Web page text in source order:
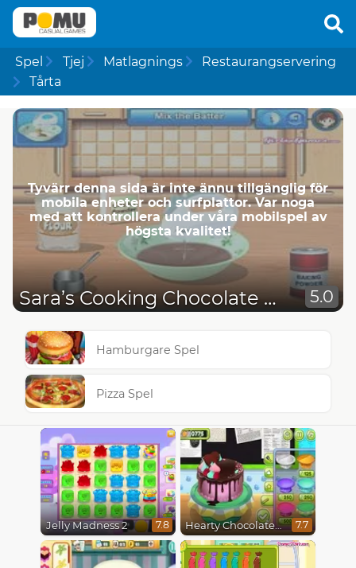
Spel Tjej Matlagnings
Restaurangservering
Tårta
Tyvärr denna sida är inte ännu tillgänglig för
mobila enheter och surfplattor. Var noga
med att kontrollera under våra mobilspel av
högsta kvalitet!
Sara’s Cooking Chocolate Cake 5.0
Hamburgare Spel
Pizza Spel
Jelly Madness 2 7.8 Hearty Chocolate Cake 7.7